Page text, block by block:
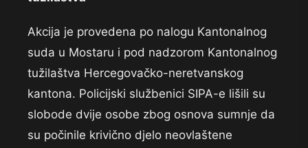
Akcija je provedena po nalogu Kantonalnog
suda u Mostaru i pod nadzorom Kantonalnog
tužilaštva Hercegovačko-neretvanskog
kantona. Policijski službenici SIPA-e lišili su
slobode dvije osobe zbog osnova sumnje da
su počinile krivično djelo neovlaštene